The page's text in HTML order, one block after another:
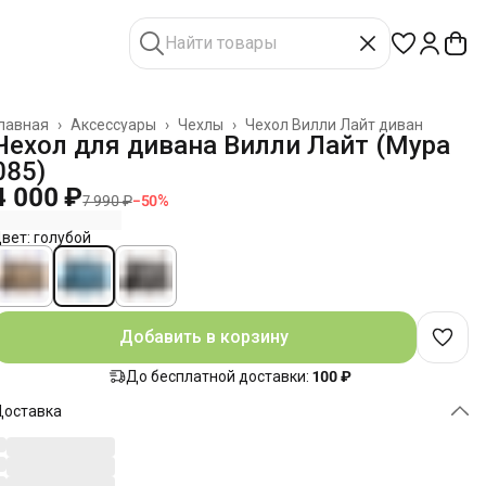
Чехол Вилли Лайт диван
Чехлы ›
Аксессуары ›
›
для дивана Вилли Лайт (Мура
000 ₽7 990 ₽−50%
голубой
Добавить в корзину
До бесплатной доставки: 100 ₽